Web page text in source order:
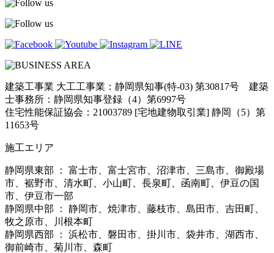
建築工事業 大工工事業：静岡県知事(特-03) 第30817号 建築
士事務所：静岡県知事登録（4）第6997号
住宅性能保証協会：21003789 [宅地建物取引業] 静岡（5）第
11653号
施工エリア
静岡県東部 ： 富士市、富士宮市、沼津市、三島市、御殿場
市、裾野市、清水町、小山町、長泉町、函南町、伊豆の国
市、伊豆市一部
静岡県中部 ： 静岡市、焼津市、藤枝市、島田市、吉田町、
牧之原市、川根本町
静岡県西部 ： 浜松市、磐田市、掛川市、袋井市、湖西市、
御前崎市、菊川市、森町